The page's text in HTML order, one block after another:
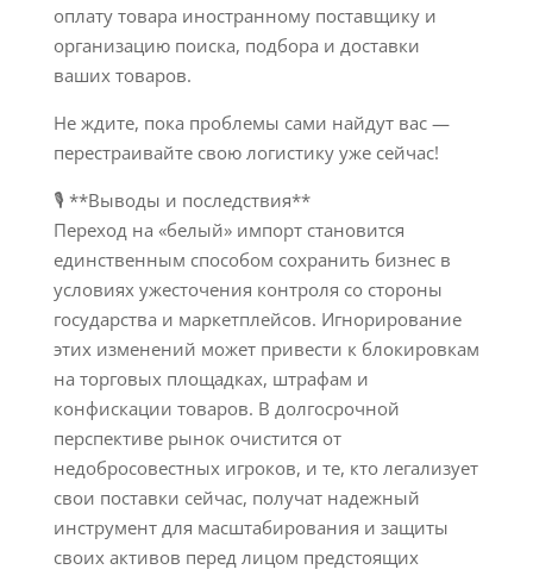
оплату товара иностранному поставщику и
организацию поиска, подбора и доставки
ваших товаров.
Не ждите, пока проблемы сами найдут вас —
перестраивайте свою логистику уже сейчас!
🎙 **Выводы и последствия**
Переход на «белый» импорт становится
единственным способом сохранить бизнес в
условиях ужесточения контроля со стороны
государства и маркетплейсов. Игнорирование
этих изменений может привести к блокировкам
на торговых площадках, штрафам и
конфискации товаров. В долгосрочной
перспективе рынок очистится от
недобросовестных игроков, и те, кто легализует
свои поставки сейчас, получат надежный
инструмент для масштабирования и защиты
своих активов перед лицом предстоящих